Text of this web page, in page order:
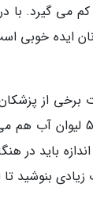
می گیرد. با
ایده
باید در
زیادی بنوشید